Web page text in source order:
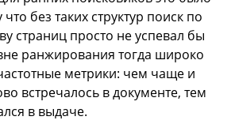
без таких структур поиск по
страниц просто не успевал бы
ранжирования тогда широко
метрики: чем чаще и
встречалось в документе, тем
в выдаче.